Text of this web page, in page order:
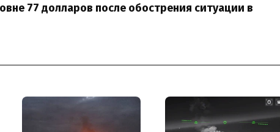
77 долларов после обострения ситуации в